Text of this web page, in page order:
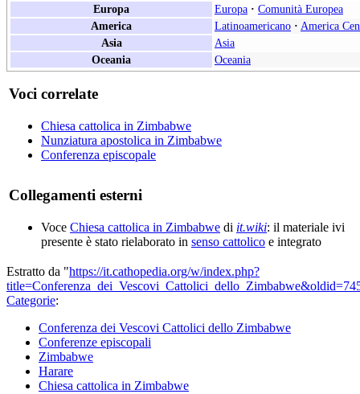
Europa
Europa · Comunità Europea
America
Latinoamericano · America
Asia
Asia
Oceania
Oceania
Voci correlate
Chiesa cattolica in Zimbabwe
Nunziatura apostolica in Zimbabwe
Conferenza episcopale
Collegamenti esterni
Voce Chiesa cattolica in Zimbabwe di it.wiki: il materiale ivi
presente è stato rielaborato in senso cattolico e integrato
Estratto da "https://it.cathopedia.org/w/index.php?
Categorie:
Conferenza dei Vescovi Cattolici dello Zimbabwe
Conferenze episcopali
Zimbabwe
Harare
Chiesa cattolica in Zimbabwe